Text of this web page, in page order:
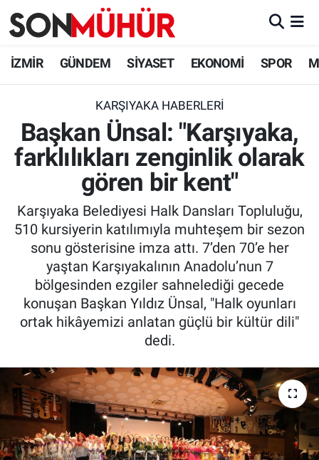
İZMİR GÜNDEM SİYASET EKONOMİ SPOR
KARŞIYAKA HABERLERI
Başkan Ünsal: "Karşıyaka,
farklılıkları zenginlik olarak
gören bir kent"
Karşıyaka Belediyesi Halk Dansları Topluluğu,
510 kursiyerin katılımıyla muhteşem bir sezon
sonu gösterisine imza attı. 7’den 70’e her
yaştan Karşıyakalının Anadolu’nun 7
bölgesinden ezgiler sahnelediği gecede
konuşan Başkan Yıldız Ünsal, "Halk oyunları
ortak hikâyemizi anlatan güçlü bir kültür dili"
dedi.
İzmir Nöbetçi Eczaneler
İzmir Namaz Vakitleri
İzmir Trafik Yoğunluk Haritası
Süper Lig Puan Durumu ve Fikstür
Tüm Manşetler
Son Dakika Haberleri
Haber Arşivi